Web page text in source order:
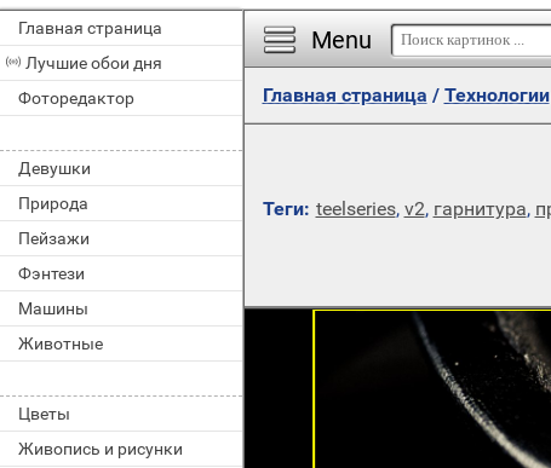
Главная страница
Лучшие обои дня
Фоторедактор
Девушки
Природа
Пейзажи
Фэнтези
Машины
Животные
Цветы
Живопись и рисунки
Menu
Главная страница / Технологии
Теги: teelseries, v2, гарнитура,